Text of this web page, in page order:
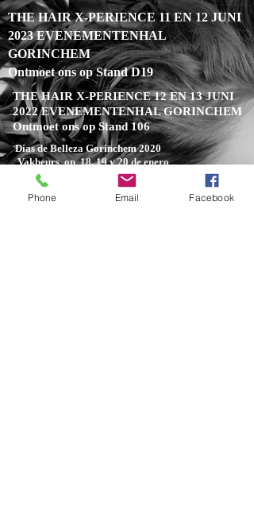
THE HAIR X-PERIENCE 11 EN 12 JUNI
2023 EVENEMENTENHAL
GORINCHEM
Ontmoet ons op Stand D19
Días de Belleza Gorinchem 2020
Vakbeurs op 18, 19 y 20 de enero
THE HAIR X-PERIENCE 12 EN 13 JUNI
2022 EVENEMENTENHAL GORINCHEM
Ontmoet ons op Stand 106
Phone Email Facebook